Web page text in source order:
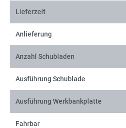
Lieferzeit
Anlieferung
Anzahl Schubladen
Ausführung Schublade
Ausführung Werkbankplatte
Fahrbar